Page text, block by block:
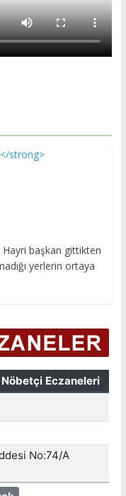
Hayri başkan gittikten
yerlerin ortaya